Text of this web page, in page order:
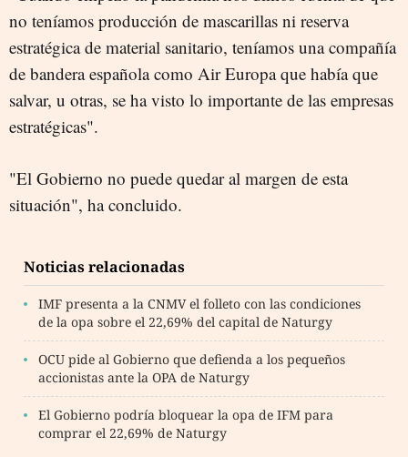
no teníamos producción de mascarillas ni reserva
estratégica de material sanitario, teníamos una compañía
de bandera española como Air Europa que había que
salvar, u otras, se ha visto lo importante de las empresas
estratégicas".
"El Gobierno no puede quedar al margen de esta
situación", ha concluido.
Noticias relacionadas
IMF presenta a la CNMV el folleto con las condiciones
de la opa sobre el 22,69% del capital de Naturgy
OCU pide al Gobierno que defienda a los pequeños
accionistas ante la OPA de Naturgy
El Gobierno podría bloquear la opa de IFM para
comprar el 22,69% de Naturgy